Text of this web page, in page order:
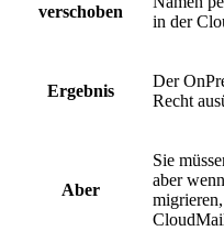
verschoben
in der
Ergebnis
Der
Recht
Aber
Sie
aber